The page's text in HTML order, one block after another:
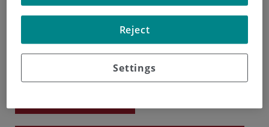
Settings
Reject